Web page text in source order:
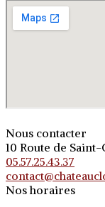
Nous contacter
10 Route de
05.57.25.43.37
Nos horaires